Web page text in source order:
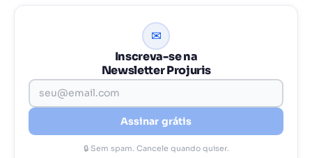
✉
Inscreva-se na
Newsletter Projuris
Assinar grátis
🔒 Sem spam. Cancele quando quiser.